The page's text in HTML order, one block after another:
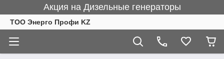
Акция на Дизельные генераторы
ТОО Энерго Профи KZ